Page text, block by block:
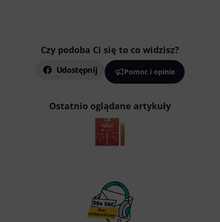
Czy podoba Ci się to co widzisz?
Udostępnij Pomoc i opinie
Ostatnio oglądane artykuły